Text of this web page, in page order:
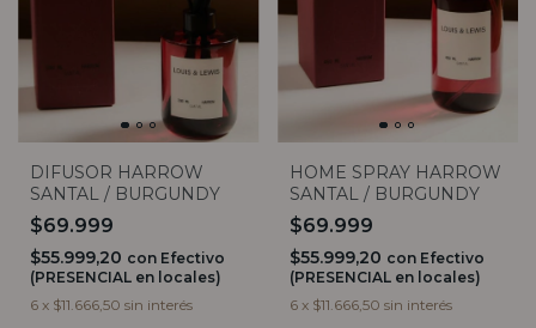
DIFUSOR HARROW
SANTAL / BURGUNDY
$69.999
$55.999,20 con Efectivo
(PRESENCIAL en locales)
6 x $11.666,50 sin interés
HOME SPRAY HARROW
SANTAL / BURGUNDY
$69.999
$55.999,20 con Efectivo
(PRESENCIAL en locales)
6 x $11.666,50 sin interés